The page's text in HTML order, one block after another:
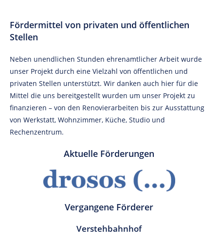
Fördermittel von privaten und öffentlichen
Stellen
Neben unendlichen Stunden ehrenamtlicher Arbeit wurde
unser Projekt durch eine Vielzahl von öffentlichen und
privaten Stellen unterstützt. Wir danken auch hier für die
Mittel die uns bereitgestellt wurden um unser Projekt zu
finanzieren – von den Renovierarbeiten bis zur Ausstattung
von Werkstatt, Wohnzimmer, Küche, Studio und
Rechenzentrum.
Aktuelle Förderungen
Vergangene Förderer
Verstehbahnhof